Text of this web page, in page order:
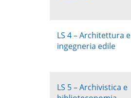
LS 4 – Architettura e
ingegneria edile
LS 5 – Archivistica e